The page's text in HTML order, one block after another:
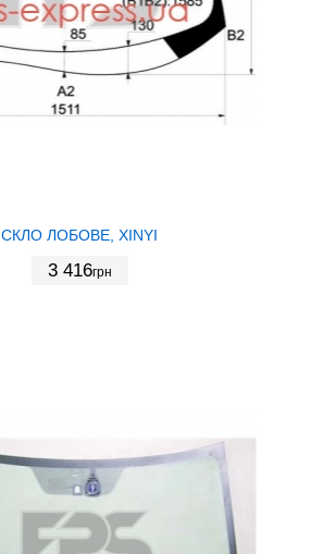
СКЛО ЛОБОВЕ, XINYI
3 416грн